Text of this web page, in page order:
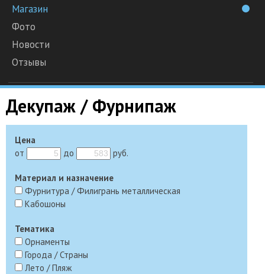
Магазин
Фото
Новости
Отзывы
Декупаж / Фурнипаж
Цена
от
до руб.
Материал и назначение
Фурнитура / Филигрань металлическая
Кабошоны
Тематика
Орнаменты
Города / Страны
Лето / Пляж